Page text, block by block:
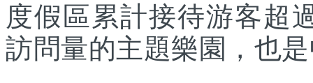
度假區累計接待游客超
訪問量的主題樂園，也